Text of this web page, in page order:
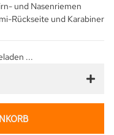
und Nasenriemen
Rückseite und Karabiner
...